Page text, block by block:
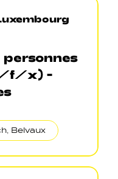
f/x) -
Belvaux